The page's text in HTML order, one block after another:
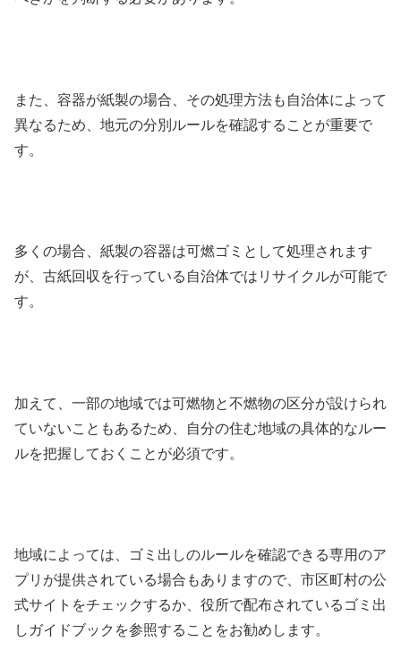
また、容器が紙製の場合、その処理方法も自治体によって
異なるため、地元の分別ルールを確認することが重要で
す。
多くの場合、紙製の容器は可燃ゴミとして処理されます
が、古紙回収を行っている自治体ではリサイクルが可能で
す。
加えて、一部の地域では可燃物と不燃物の区分が設けられ
ていないこともあるため、自分の住む地域の具体的なルー
ルを把握しておくことが必須です。
地域によっては、ゴミ出しのルールを確認できる専用のア
プリが提供されている場合もありますので、市区町村の公
式サイトをチェックするか、役所で配布されているゴミ出
しガイドブックを参照することをお勧めします。